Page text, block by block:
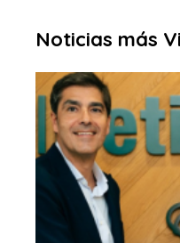
Noticias más